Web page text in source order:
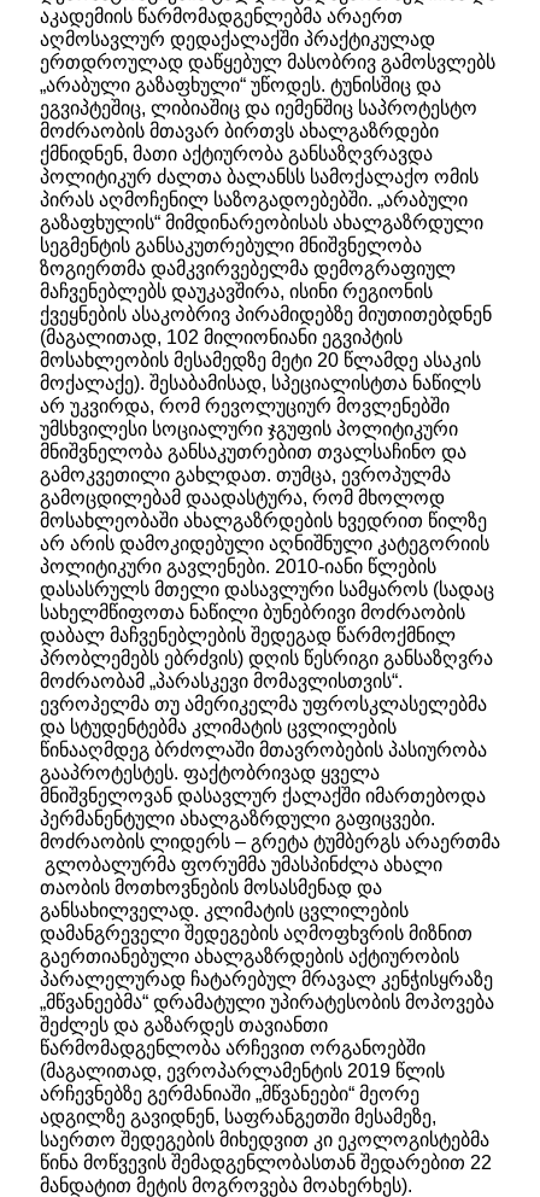
აკადემიის წარმომადგენლებმა არაერთ
აღმოსავლურ დედაქალაქში პრაქტიკულად
ერთდროულად დაწყებულ მასობრივ გამოსვლებს
„არაბული გაზაფხული“ უწოდეს. ტუნისშიც და
ეგვიპტეშიც, ლიბიაშიც და იემენშიც საპროტესტო
მოძრაობის მთავარ ბირთვს ახალგაზრდები
ქმნიდნენ, მათი აქტიურობა განსაზღვრავდა
პოლიტიკურ ძალთა ბალანსს სამოქალაქო ომის
პირას აღმოჩენილ საზოგადოებებში. „არაბული
გაზაფხულის“ მიმდინარეობისას ახალგაზრდული
სეგმენტის განსაკუთრებული მნიშვნელობა
ზოგიერთმა დამკვირვებელმა დემოგრაფიულ
მაჩვენებლებს დაუკავშირა, ისინი რეგიონის
ქვეყნების ასაკობრივ პირამიდებზე მიუთითებდნენ
(მაგალითად, 102 მილიონიანი ეგვიპტის
მოსახლეობის მესამედზე მეტი 20 წლამდე ასაკის
მოქალაქე). შესაბამისად, სპეციალისტთა ნაწილს
არ უკვირდა, რომ რევოლუციურ მოვლენებში
უმსხვილესი სოციალური ჯგუფის პოლიტიკური
მნიშვნელობა განსაკუთრებით თვალსაჩინო და
გამოკვეთილი გახლდათ. თუმცა, ევროპულმა
გამოცდილებამ დაადასტურა, რომ მხოლოდ
მოსახლეობაში ახალგაზრდების ხვედრით წილზე
არ არის დამოკიდებული აღნიშნული კატეგორიის
პოლიტიკური გავლენები. 2010-იანი წლების
დასასრულს მთელი დასავლური სამყაროს (სადაც
სახელმწიფოთა ნაწილი ბუნებრივი მოძრაობის
დაბალ მაჩვენებლების შედეგად წარმოქმნილ
პრობლემებს ებრძვის) დღის წესრიგი განსაზღვრა
მოძრაობამ „პარასკევი მომავლისთვის“.
ევროპელმა თუ ამერიკელმა უფროსკლასელებმა
და სტუდენტებმა კლიმატის ცვლილების
წინააღმდეგ ბრძოლაში მთავრობების პასიურობა
გააპროტესტეს. ფაქტობრივად ყველა
მნიშვნელოვან დასავლურ ქალაქში იმართებოდა
პერმანენტული ახალგაზრდული გაფიცვები.
მოძრაობის ლიდერს – გრეტა ტუმბერგს არაერთმა
გლობალურმა ფორუმმა უმასპინძლა ახალი
თაობის მოთხოვნების მოსასმენად და
განსახილველად. კლიმატის ცვლილების
დამანგრეველი შედეგების აღმოფხვრის მიზნით
გაერთიანებული ახალგაზრდების აქტიურობის
პარალელურად ჩატარებულ მრავალ კენჭისყრაზე
„მწვანეებმა“ დრამატული უპირატესობის მოპოვება
შეძლეს და გაზარდეს თავიანთი
წარმომადგენლობა არჩევით ორგანოებში
(მაგალითად, ევროპარლამენტის 2019 წლის
არჩევნებზე გერმანიაში „მწვანეები“ მეორე
ადგილზე გავიდნენ, საფრანგეთში მესამეზე,
საერთო შედეგების მიხედვით კი ეკოლოგისტებმა
წინა მოწვევის შემადგენლობასთან შედარებით 22
მანდატით მეტის მოგროვება მოახერხეს).